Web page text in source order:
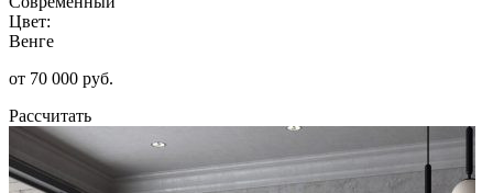
Цвет:
Венге
от 70 000 руб.
Рассчитать